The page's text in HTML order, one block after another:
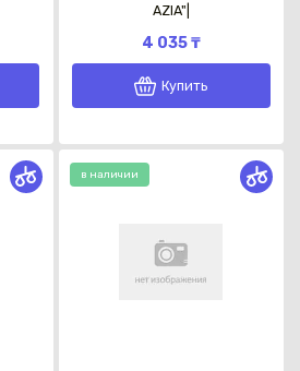
AZIA"|
4 035 ₸
Купить
в наличии